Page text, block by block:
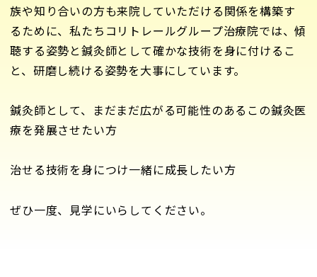
族や知り合いの方も来院していただける関係を構築す
るために、私たちコリトレールグループ治療院では、傾
聴する姿勢と鍼灸師として確かな技術を身に付けるこ
と、研磨し続ける姿勢を大事にしています。
鍼灸師として、まだまだ広がる可能性のあるこの鍼灸医
療を発展させたい方
治せる技術を身につけ一緒に成長したい方
ぜひ一度、見学にいらしてください。